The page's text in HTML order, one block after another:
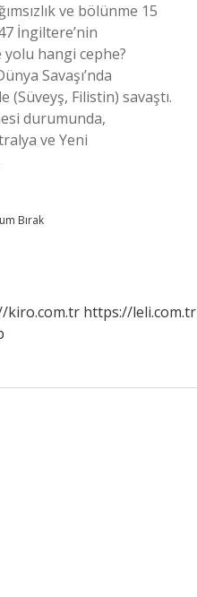
ve bölünme 15
İngiltere’nin
hangi cephe?
Savaşı’nda
Filistin) savaştı.
durumunda,
ve Yeni
Bırak
kiro.com.tr https://leli.com.tr